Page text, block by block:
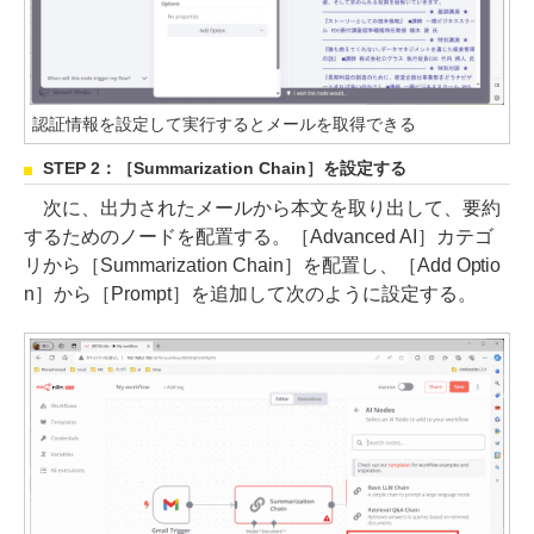
認証情報を設定して実行するとメールを取得できる
STEP 2：［Summarization Chain］を設定する
次に、出力されたメールから本文を取り出して、要約
するためのノードを配置する。［Advanced AI］カテゴ
リから［Summarization Chain］を配置し、［Add Optio
n］から［Prompt］を追加して次のように設定する。